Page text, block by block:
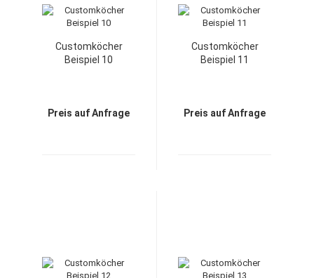
Customköcher
Beispiel 10
Preis auf Anfrage
Customköcher
Beispiel 11
Preis auf Anfrage